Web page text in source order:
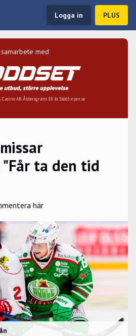
Logga in PLUS
med
Casino AB. Åldersgräns 18 år. Stödlinjen.se
ta den tid
här